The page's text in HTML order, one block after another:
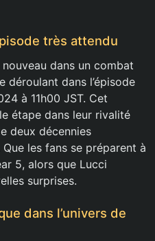
très attendu
dans un combat
déroulant dans l’épisode
à 11h00 JST. Cet
étape dans leur rivalité
deux décennies
les fans se préparent à
5, alors que Lucci
surprises.
dans l’univers de